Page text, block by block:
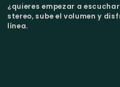
¿quieres empezar a
stereo, sube el volumen y
línea.